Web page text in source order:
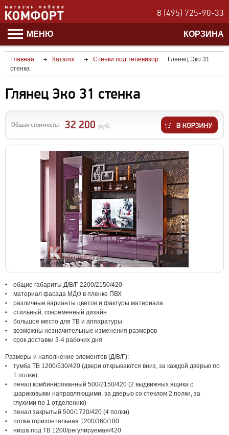
8 (495) 725-90-33
МЕНЮ КОРЗИНА
Главная Каталог Стенки под телевизор
Глянец Эко 31
стенка
Глянец Эко 31 стенка
Общая стоимость: 32 200 руб.
общие габариты Д/В/Г 2200/2150/420
материал фасада МДФ в пленке ПВХ
различные варианты цветов и фактуры материала
стильный, современный дизайн
большое место для ТВ и аппаратуры
возможны незначительные изменения размеров
срок доставки 3-4 рабочих дня
Размеры и наполнение элементов (Д/В/Г):
тумба ТВ 1200/530/420 (двери открываются вниз, за каждой дверью по
1 полке)
пенал комбинированный 500/2150/420 (2 выдвижных ящика с
шариковыми направляющими, за дверью со стеклом 2 полки, за
глухими по 1 отделению)
пенал закрытый 500/1720/420 (4 полки)
полка горизонтальная 1200/360/180
ниша под ТВ 1200/регулируемая/420